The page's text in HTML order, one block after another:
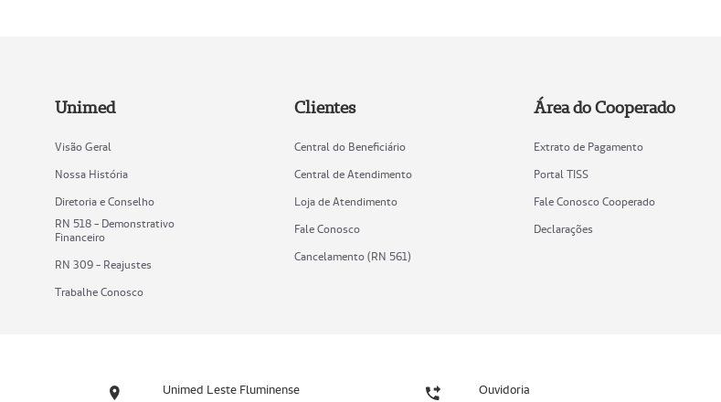
Unimed
Visão Geral
Nossa História
Diretoria e Conselho
RN 518 - Demonstrativo
Financeiro
RN 309 - Reajustes
Trabalhe Conosco
Clientes
Central do Beneficiário
Central de Atendimento
Loja de Atendimento
Fale Conosco
Cancelamento (RN 561)
Área do Cooperado
Extrato de Pagamento
Portal TISS
Fale Conosco Cooperado
Declarações
Unimed Leste Fluminense Ouvidoria